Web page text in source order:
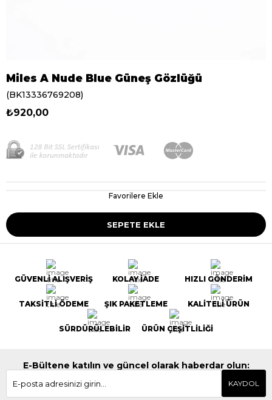
Miles A Nude Blue Güneş Gözlüğü
(BK13336769208)
₺920,00
Favorilere Ekle
GÜVENLİ ALIŞVERİŞ KOLAY İADE HIZLI GÖNDERİM
TAKSİTLİ ÖDEME ŞIK PAKETLEME KALİTELİ ÜRÜN
SÜRDÜRÜLEBİLİR ÜRÜN ÇEŞİTLİLİĞİ
E-Bültene katılın ve güncel olarak haberdar olun:
KAYDOL